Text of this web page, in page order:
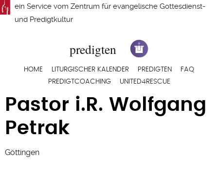
Direkt
zum
ein Service vom Zentrum für evangelische Gottesdienst-
und Predigtkultur
Hauptnavigation
HOME LITURGISCHER KALENDER PREDIGTEN
FAQ
PREDIGTCOACHING
UNITED4RESCUE
Pastor i.R. Wolfgang
Petrak
Göttingen